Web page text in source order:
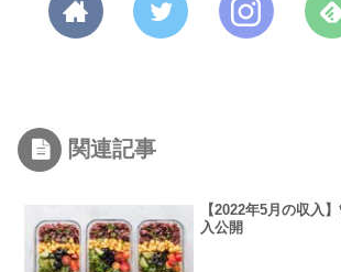
関連記事
【2022年5月の収入
入公開